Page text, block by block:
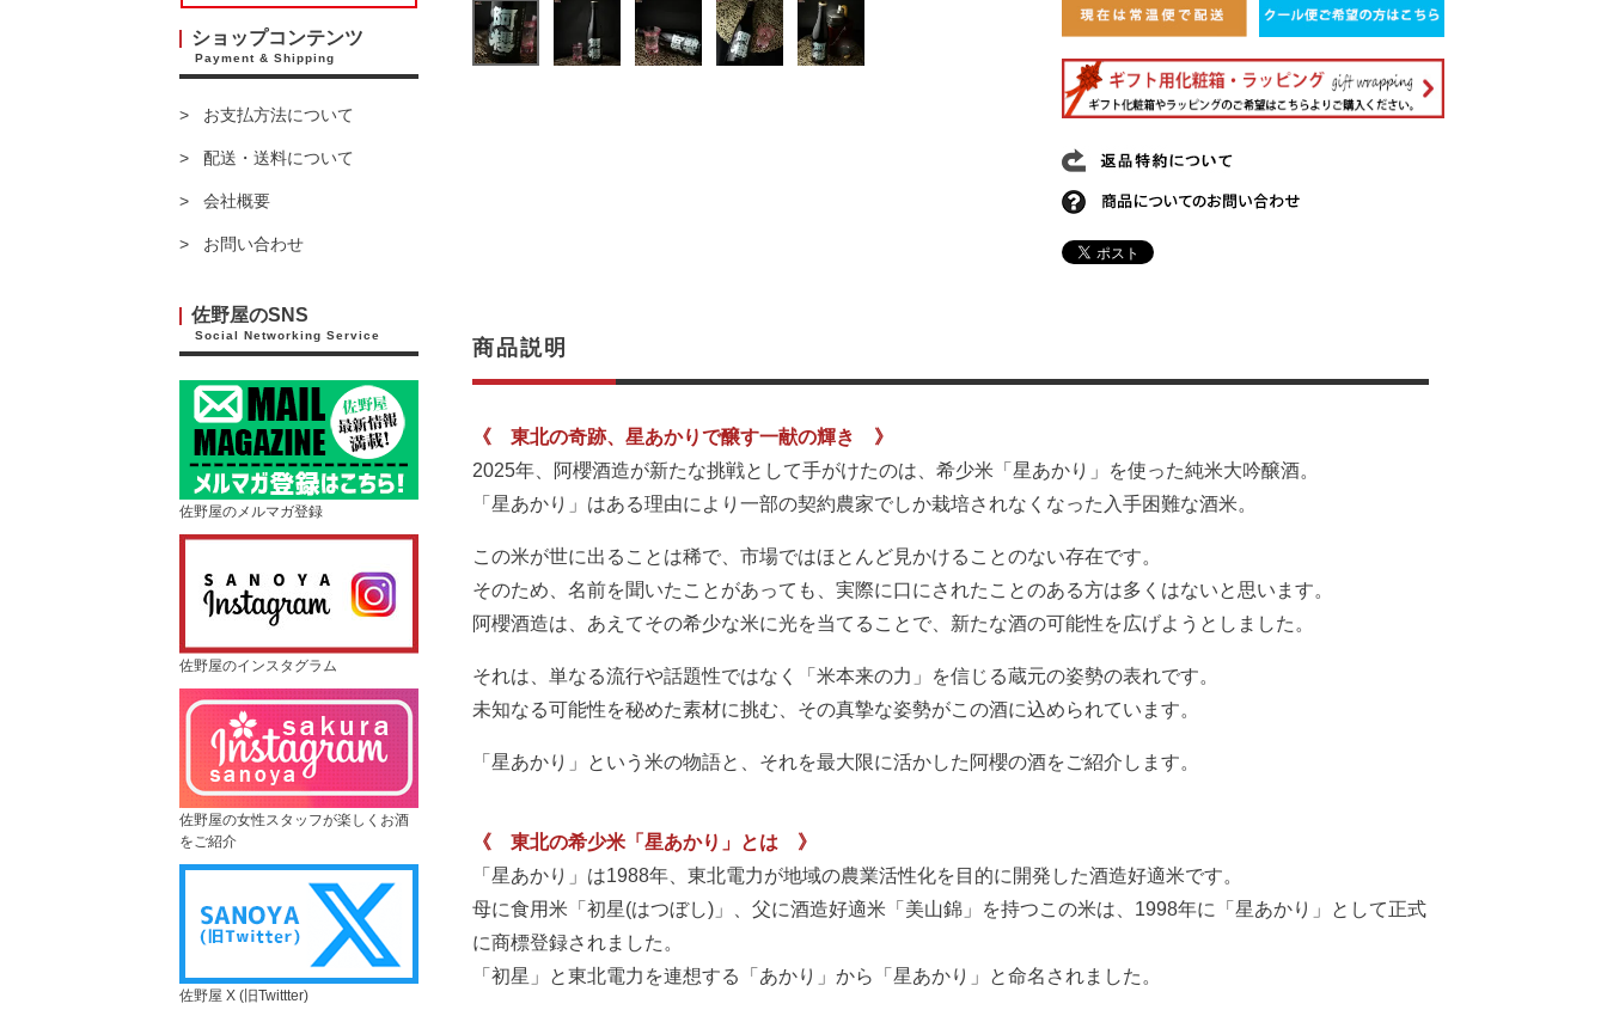
ショップコンテンツ
Payment & Shipping
お支払方法について
配送・送料について
会社概要
お問い合わせ
佐野屋のSNS
Social Networking Service
佐野屋のメルマガ登録
佐野屋のインスタグラム
佐野屋の女性スタッフが楽しくお酒
をご紹介
佐野屋 X (旧Twittter)
商品説明
《 東北の奇跡、星あかりで醸す一献の輝き 》
2025年、阿櫻酒造が新たな挑戦として手がけたのは、希少米「星あかり」を使った純米大吟醸酒。
「星あかり」はある理由により一部の契約農家でしか栽培されなくなった入手困難な酒米。
この米が世に出ることは稀で、市場ではほとんど見かけることのない存在です。
そのため、名前を聞いたことがあっても、実際に口にされたことのある方は多くはないと思います。
阿櫻酒造は、あえてその希少な米に光を当てることで、新たな酒の可能性を広げようとしました。
それは、単なる流行や話題性ではなく「米本来の力」を信じる蔵元の姿勢の表れです。
未知なる可能性を秘めた素材に挑む、その真摯な姿勢がこの酒に込められています。
「星あかり」という米の物語と、それを最大限に活かした阿櫻の酒をご紹介します。
《 東北の希少米「星あかり」とは 》
「星あかり」は1988年、東北電力が地域の農業活性化を目的に開発した酒造好適米です。
母に食用米「初星(はつぼし)」、父に酒造好適米「美山錦」を持つこの米は、1998年に「星あかり」として正式
に商標登録されました。
「初星」と東北電力を連想する「あかり」から「星あかり」と命名されました。